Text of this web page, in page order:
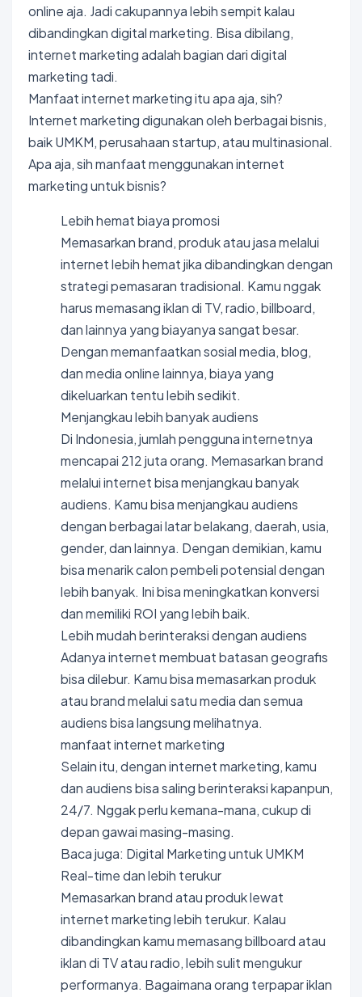
online aja. Jadi cakupannya lebih sempit kalau
dibandingkan digital marketing. Bisa dibilang,
internet marketing adalah bagian dari digital
marketing tadi.
Manfaat internet marketing itu apa aja, sih?
Internet marketing digunakan oleh berbagai bisnis,
baik UMKM, perusahaan startup, atau multinasional.
Apa aja, sih manfaat menggunakan internet
marketing untuk bisnis?
Lebih hemat biaya promosi
Memasarkan brand, produk atau jasa melalui
internet lebih hemat jika dibandingkan dengan
strategi pemasaran tradisional. Kamu nggak
harus memasang iklan di TV, radio, billboard,
dan lainnya yang biayanya sangat besar.
Dengan memanfaatkan sosial media, blog,
dan media online lainnya, biaya yang
dikeluarkan tentu lebih sedikit.
Menjangkau lebih banyak audiens
Di Indonesia, jumlah pengguna internetnya
mencapai 212 juta orang. Memasarkan brand
melalui internet bisa menjangkau banyak
audiens. Kamu bisa menjangkau audiens
dengan berbagai latar belakang, daerah, usia,
gender, dan lainnya. Dengan demikian, kamu
bisa menarik calon pembeli potensial dengan
lebih banyak. Ini bisa meningkatkan konversi
dan memiliki ROI yang lebih baik.
Lebih mudah berinteraksi dengan audiens
Adanya internet membuat batasan geografis
bisa dilebur. Kamu bisa memasarkan produk
atau brand melalui satu media dan semua
audiens bisa langsung melihatnya.
manfaat internet marketing
Selain itu, dengan internet marketing, kamu
dan audiens bisa saling berinteraksi kapanpun,
24/7. Nggak perlu kemana-mana, cukup di
depan gawai masing-masing.
Baca juga: Digital Marketing untuk UMKM
Real-time dan lebih terukur
Memasarkan brand atau produk lewat
internet marketing lebih terukur. Kalau
dibandingkan kamu memasang billboard atau
iklan di TV atau radio, lebih sulit mengukur
performanya. Bagaimana orang terpapar iklan